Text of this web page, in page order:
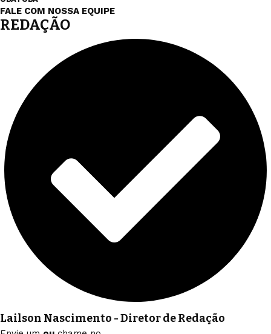
FALE COM NOSSA EQUIPE
REDAÇÃO
Lailson Nascimento - Diretor de Redação